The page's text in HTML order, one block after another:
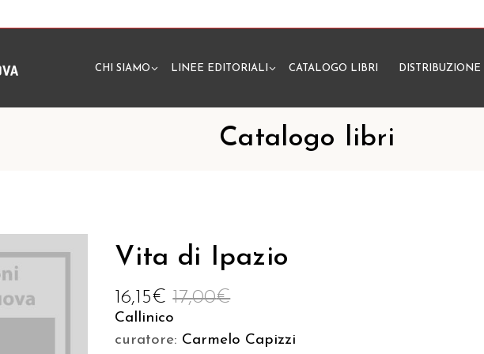
CHI SIAMO LINEE EDITORIALI CATALOGO LIBRI DISTRIBUZIONE
Catalogo libri
Vita di Ipazio
17,00€
16,15€
Callinico
curatore: Carmelo Capizzi